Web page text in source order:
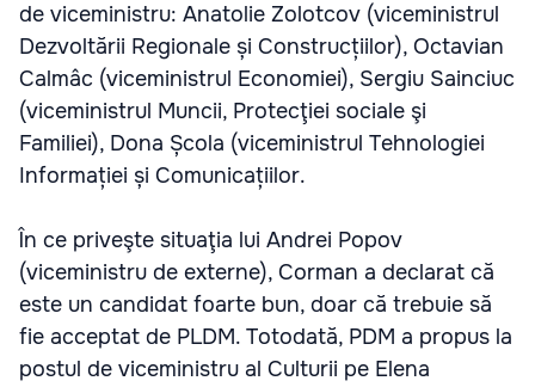
de viceministru: Anatolie Zolotcov (viceministrul
Dezvoltării Regionale și Construcțiilor), Octavian
Calmâc (viceministrul Economiei), Sergiu Sainciuc
(viceministrul Muncii, Protecţiei sociale şi
Familiei), Dona Școla (viceministrul Tehnologiei
Informației și Comunicațiilor.
În ce priveşte situaţia lui Andrei Popov
(viceministru de externe), Corman a declarat că
este un candidat foarte bun, doar că trebuie să
fie acceptat de PLDM. Totodată, PDM a propus la
postul de viceministru al Culturii pe Elena